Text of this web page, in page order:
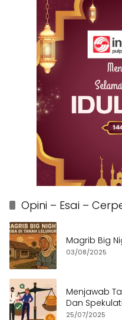
Opini – Esai –
Magrib Big
03/08/2025
Menjawab
Dan
25/07/2025